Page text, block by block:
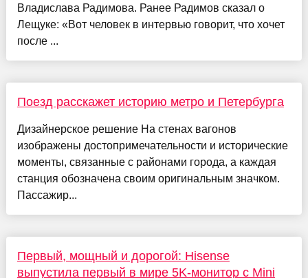
Владислава Радимова. Ранее Радимов сказал о
Лещуке: «Вот человек в интервью говорит, что хочет
после ...
Поезд расскажет историю метро и Петербурга
Дизайнерское решение На стенах вагонов
изображены достопримечательности и исторические
моменты, связанные с районами города, а каждая
станция обозначена своим оригинальным значком.
Пассажир...
Первый, мощный и дорогой: Hisense
выпустила первый в мире 5K-монитор с Mini